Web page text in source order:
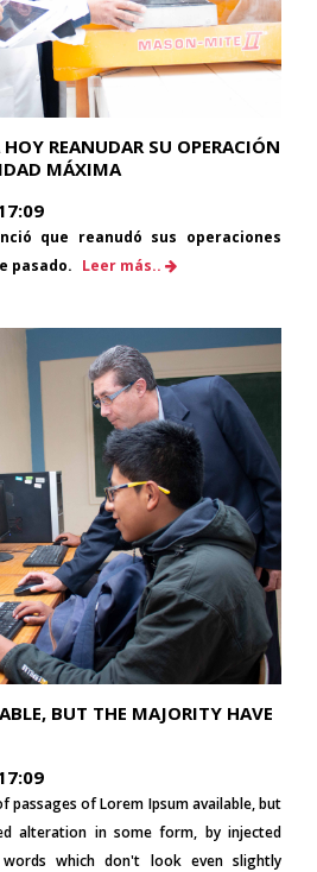
REANUDAR SU OPERACIÓN
MÁXIMA
que reanudó sus operaciones
pasado. Leer más..
BUT THE MAJORITY HAVE
passages of Lorem Ipsum available, but
alteration in some form, by injected
which don't look even slightly